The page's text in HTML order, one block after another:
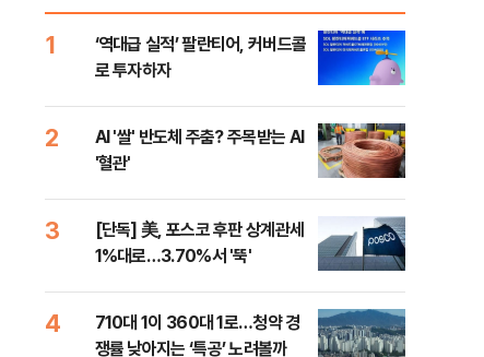
1
‘역대급 실적’ 팔란티어, 커버드콜
로 투자하자
2
AI '쌀' 반도체 주춤? 주목받는 AI
'혈관'
3
[단독] 美, 포스코 후판 상계관세
1%대로…3.70%서 '뚝'
4
710대 1이 360대 1로…청약 경
쟁률 낮아지는 ‘특공’ 노려볼까